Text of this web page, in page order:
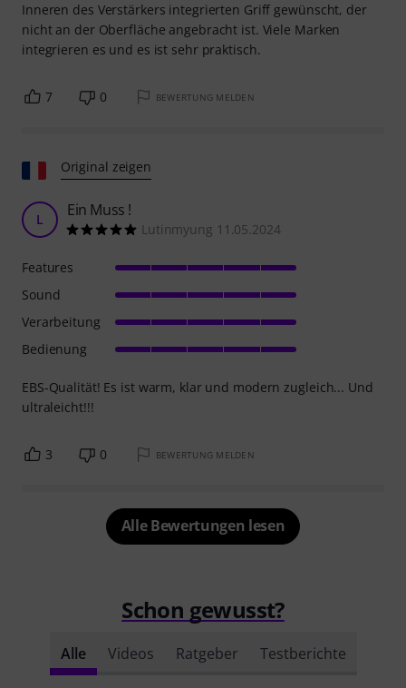
Inneren des Verstärkers integrierten Griff gewünscht, der
nicht an der Oberfläche angebracht ist. Viele Marken
integrieren es und es ist sehr praktisch.
7 0 BEWERTUNG MELDEN
Original zeigen
L Ein Muss !
Lutinmyung 11.05.2024
EBS-Qualität! Es ist warm, klar und modern zugleich... Und
ultraleicht!!!
Features
Sound
Verarbeitung
Bedienung
3 0 BEWERTUNG MELDEN
Alle Bewertungen lesen
Schon gewusst?
Alle Videos Ratgeber Testberichte